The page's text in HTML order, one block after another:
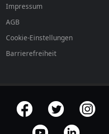
Impressum
AGB
Cookie-Einstellungen
Barrierefreiheit
offizielle Social Media-